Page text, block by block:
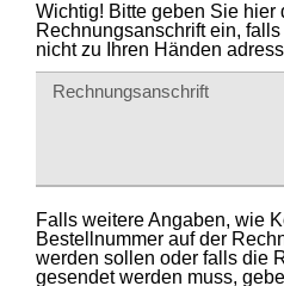
Wichtig! Bitte geben Sie hier
Rechnungsanschrift ein,
nicht zu Ihren Händen
Falls weitere Angaben, wie
Bestellnummer auf der
werden sollen oder falls die
gesendet werden muss,